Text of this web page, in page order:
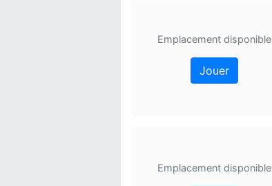
Emplacement disponible
Jouer
Emplacement disponible